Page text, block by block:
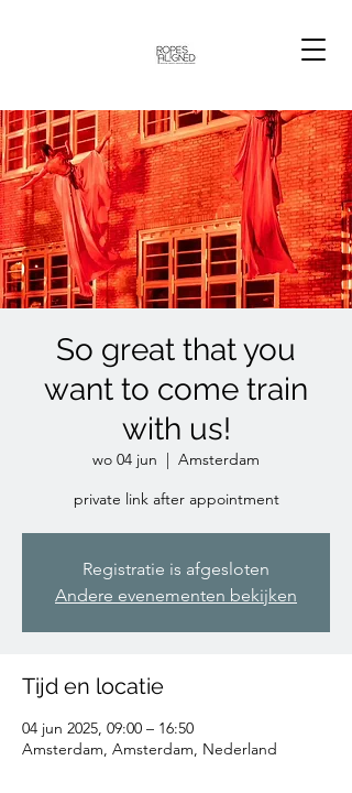
So great that you
want to come train
with us!
wo 04 jun
  |
Amsterdam
private link after appointment
Registratie is afgesloten
Andere evenementen bekijken
Tijd en locatie
04 jun 2025, 09:00 – 16:50
Amsterdam, Amsterdam, Nederland